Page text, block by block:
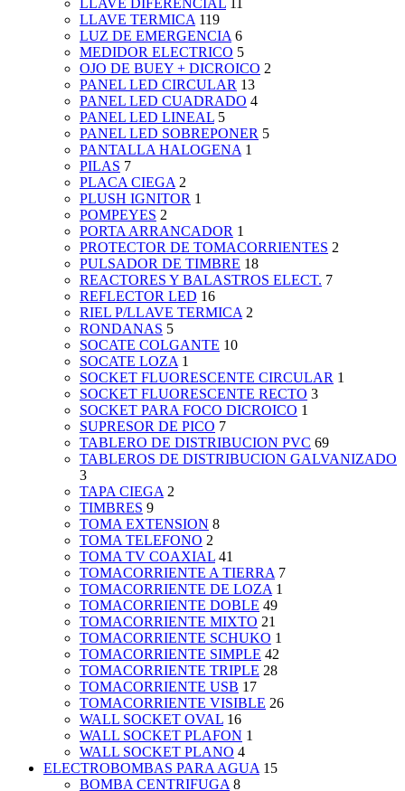
LLAVE DIFERENCIAL
LLAVE TERMICA 119
LUZ DE EMERGENCIA 6
MEDIDOR ELECTRICO 5
OJO DE BUEY + DICROICO 2
PANEL LED CIRCULAR 13
PANEL LED CUADRADO 4
PANEL LED LINEAL 5
PANEL LED SOBREPONER 5
PANTALLA HALOGENA 1
PILAS 7
PLACA CIEGA 2
PLUSH IGNITOR 1
POMPEYES 2
PORTA ARRANCADOR 1
PROTECTOR DE TOMACORRIENTES 2
PULSADOR DE TIMBRE 18
REACTORES Y BALASTROS ELECT. 7
REFLECTOR LED 16
RIEL P/LLAVE TERMICA 2
RONDANAS 5
SOCATE COLGANTE 10
SOCATE LOZA 1
SOCKET FLUORESCENTE CIRCULAR 1
SOCKET FLUORESCENTE RECTO 3
SOCKET PARA FOCO DICROICO 1
SUPRESOR DE PICO 7
TABLERO DE DISTRIBUCION PVC 69
TABLEROS DE DISTRIBUCION GALVANIZADO
3
TAPA CIEGA 2
TIMBRES 9
TOMA EXTENSION 8
TOMA TELEFONO 2
TOMA TV COAXIAL 41
TOMACORRIENTE A TIERRA 7
TOMACORRIENTE DE LOZA 1
TOMACORRIENTE DOBLE 49
TOMACORRIENTE MIXTO 21
TOMACORRIENTE SCHUKO 1
TOMACORRIENTE SIMPLE 42
TOMACORRIENTE TRIPLE 28
TOMACORRIENTE USB 17
TOMACORRIENTE VISIBLE 26
WALL SOCKET OVAL 16
WALL SOCKET PLAFON 1
WALL SOCKET PLANO 4
ELECTROBOMBAS PARA AGUA 15
BOMBA CENTRIFUGA 8